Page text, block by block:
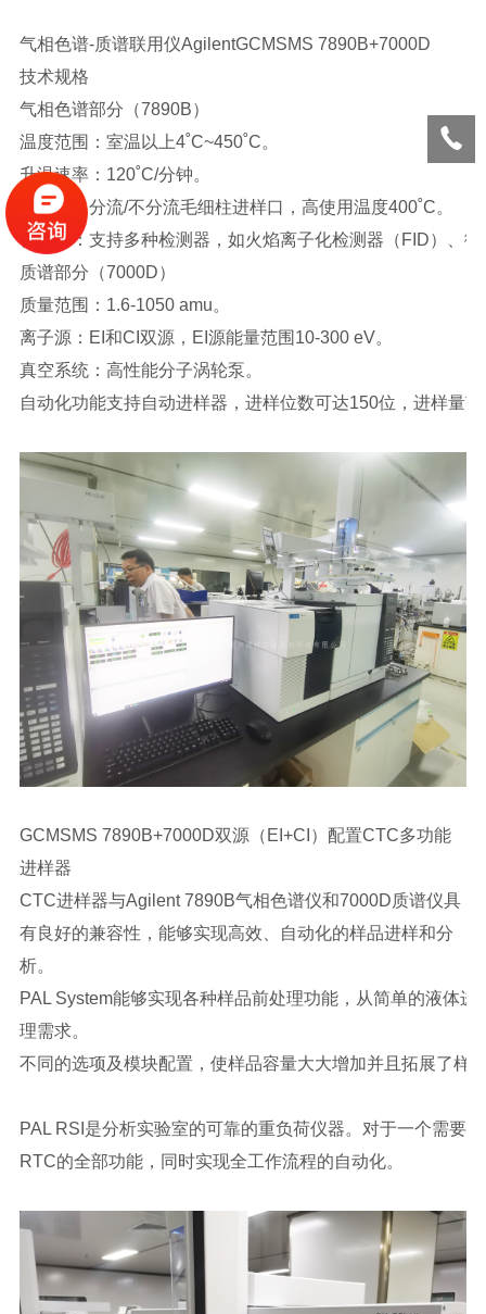
气相色谱-质谱联用仪AgilentGCMSMS 7890B+7000D
技术规格
气相色谱部分（7890B）
温度范围：室温以上4˚C~450˚C。
升温速率：120˚C/分钟。
进样口：分流/不分流毛细柱进样口，高使用温度400˚C。
检测器：支持多种检测器，如火焰离子化检测器（FID）、
质谱部分（7000D）
质量范围：1.6-1050 amu。
离子源：EI和CI双源，EI源能量范围10-300 eV。
真空系统：高性能分子涡轮泵。
自动化功能支持自动进样器，进样位数可达150位，进样量
GCMSMS 7890B+7000D双源（EI+CI）配置CTC多功能
进样器
CTC进样器与Agilent 7890B气相色谱仪和7000D质谱仪具
有良好的兼容性，能够实现高效、自动化的样品进样和分
析。
PAL System能够实现各种样品前处理功能，从简单的液体
理需求。
不同的选项及模块配置，使样品容量大大增加并且拓展了样
PAL RSI是分析实验室的可靠的重负荷仪器。对于一个需要
RTC的全部功能，同时实现全工作流程的自动化。